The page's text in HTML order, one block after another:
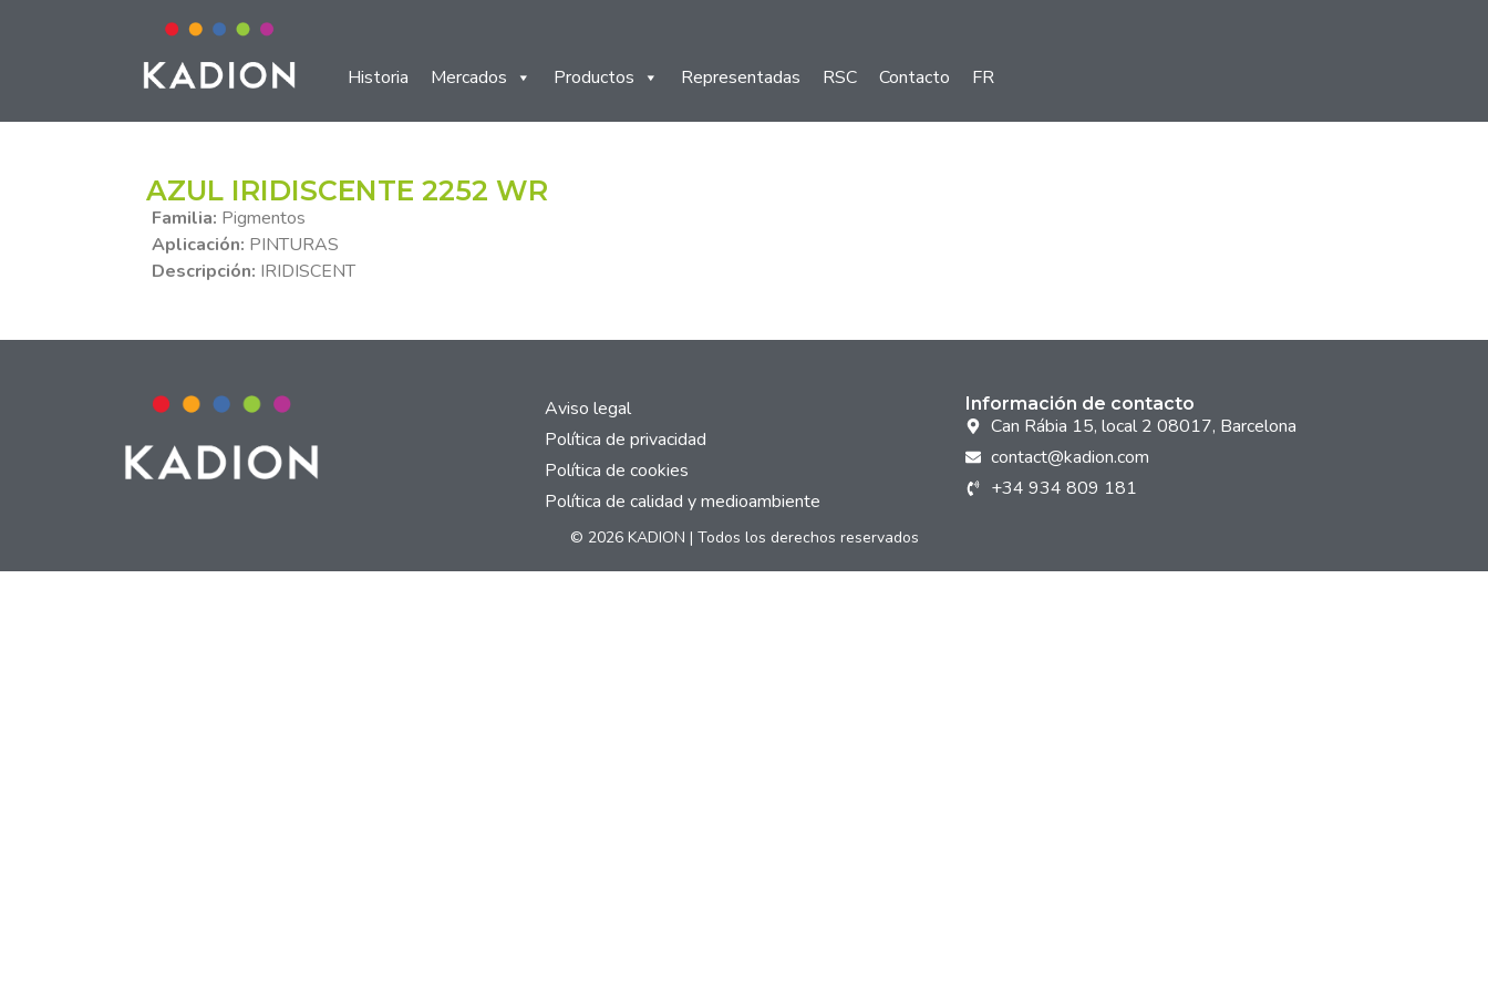
Historia Mercados Productos Representadas RSC Contacto FR
AZUL IRIDISCENTE 2252 WR
Familia: Pigmentos
Aplicación: PINTURAS
Descripción: IRIDISCENT
Aviso legal
Política de privacidad
Política de cookies
Política de calidad y medioambiente
Información de contacto
Can Rábia 15, local 2 08017, Barcelona
contact@kadion.com
+34 934 809 181
© 2026 KADION | Todos los derechos reservados